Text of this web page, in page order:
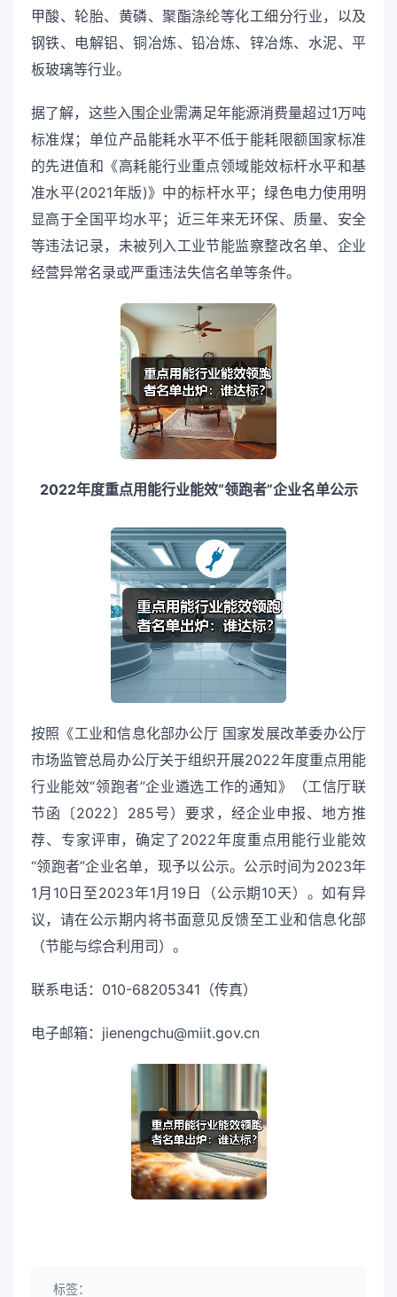
甲酸、轮胎、黄磷、聚酯涤纶等化工细分行业，以及
钢铁、电解铝、铜冶炼、铅冶炼、锌冶炼、水泥、平
板玻璃等行业。
据了解，这些入围企业需满足年能源消费量超过1万吨
标准煤；单位产品能耗水平不低于能耗限额国家标准
的先进值和《高耗能行业重点领域能效标杆水平和基
准水平(2021年版)》中的标杆水平；绿色电力使用明
显高于全国平均水平；近三年来无环保、质量、安全
等违法记录，未被列入工业节能监察整改名单、企业
经营异常名录或严重违法失信名单等条件。
2022年度重点用能行业能效“领跑者”企业名单公示
按照《工业和信息化部办公厅 国家发展改革委办公厅
市场监管总局办公厅关于组织开展2022年度重点用能
行业能效“领跑者”企业遴选工作的通知》（工信厅联
节函〔2022〕285号）要求，经企业申报、地方推
荐、专家评审，确定了2022年度重点用能行业能效
“领跑者”企业名单，现予以公示。公示时间为2023年
1月10日至2023年1月19日（公示期10天）。如有异
议，请在公示期内将书面意见反馈至工业和信息化部
（节能与综合利用司）。
联系电话：010-68205341（传真）
电子邮箱：jienengchu@miit.gov.cn
标签：